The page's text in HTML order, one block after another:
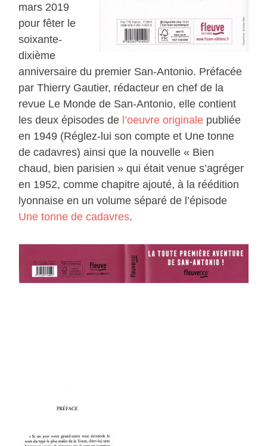
mars 2019
pour fêter le
soixante-
dixième
anniversaire du premier San-Antonio. Préfacée
par Thierry Gautier, rédacteur en chef de la
revue Le Monde de San-Antonio, elle contient
les deux épisodes de l’oeuvre originale publiée
en 1949 (Réglez-lui son compte et Une tonne
de cadavres) ainsi que la nouvelle « Bien
chaud, bien parisien » qui était venue s’agréger
en 1952, comme chapitre ajouté, à la réédition
lyonnaise en un volume séparé de l’épisode
Une tonne de cadavres.